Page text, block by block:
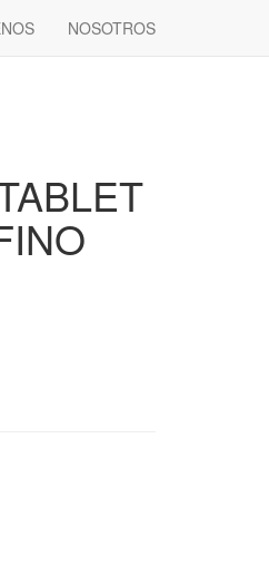
NOSOTROS